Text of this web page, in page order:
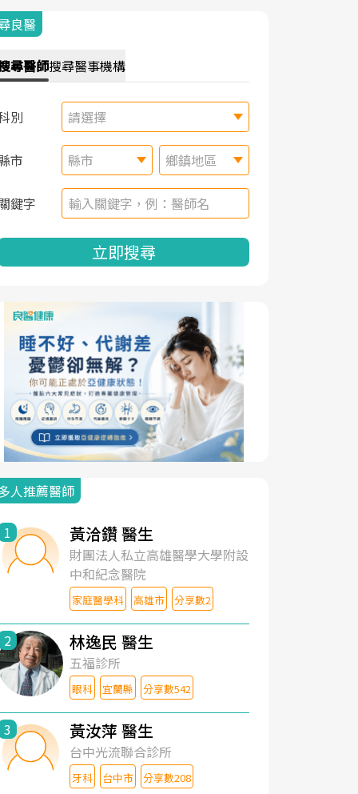
良醫
尋醫師搜尋醫事機構
別 請選擇
市 縣市 鄉鎮地區
鍵字
立即搜尋
人推薦醫師
1 黃洽鑽 醫生
財團法人私立高雄醫學大學附設
中和紀念醫院
家庭醫學科 高雄市 分享數2
2 林逸民 醫生
五福診所
眼科 宜蘭縣 分享數542
3 黃汝萍 醫生
台中光流聯合診所
牙科 台中市 分享數208